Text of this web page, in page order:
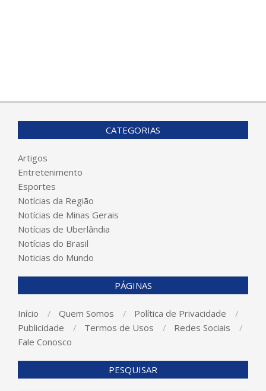
CATEGORIAS
Artigos
Entretenimento
Esportes
Notícias da Região
Notícias de Minas Gerais
Notícias de Uberlândia
Notícias do Brasil
Noticias do Mundo
PÁGINAS
Início Quem Somos
Política de Privacidade
Publicidade
Termos de Usos
Redes Sociais
Fale Conosco
PESQUISAR